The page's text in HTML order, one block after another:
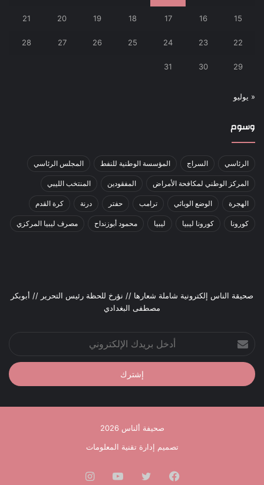
15
16
17
18
19
20
21
22
23
24
25
26
27
28
29
30
31
« يوليو
وسوم
الرئاسي السراج المؤسسة الوطنية للنفط المجلس الرئاسي
المركز الوطني لمكافحة الأمراض المفقودين المنتخب الليبي
الهجرة الوضع الوبائي ترامب حفتر درنة كرة القدم
كورونا كورونا ليبيا ليبيا محمود أبوزنداح مصرف ليبيا المركزي
صحيقة الناس إلكترونية شاملة شعارها // نؤرخ للحظة رئيس التحرير // أبوبكر
مصطفى البغدادي
بريدك
الإلكتروني
صحيفة ألناس 2026
تصميم إدارة تقنية المعلومات
فيسبوك تويتر يوتيوب